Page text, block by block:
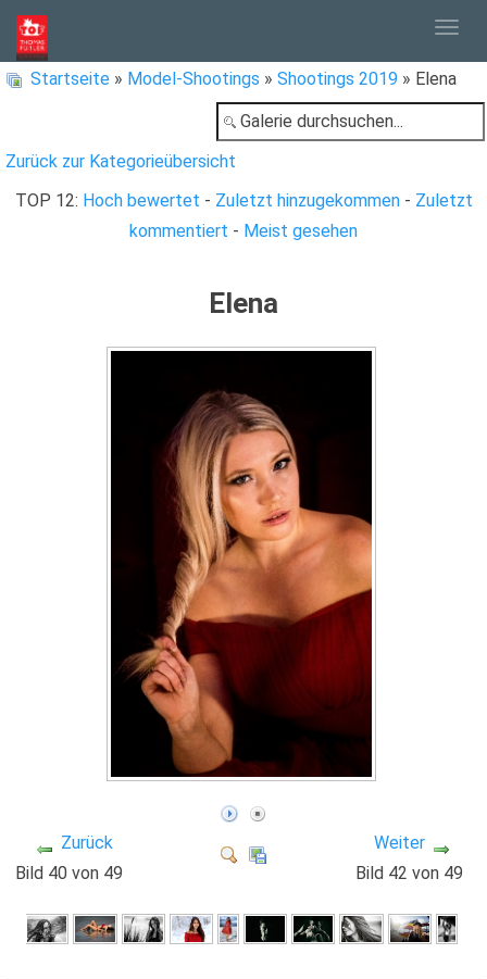
Startseite » Model-Shootings » Shootings 2019 » Elena
Zurück zur Kategorieübersicht
TOP 12: Hoch bewertet - Zuletzt hinzugekommen- Zuletzt
kommentiert - Meist gesehen
Elena
Zurück
Bild 40 von 49
Weiter
Bild 42 von 49